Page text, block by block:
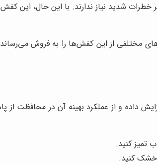
شدید نیاز ندارند. با این حال، این
مختلفی از این کفش‌ها را به فروش
داده و از عملکرد بهینه آن در محافظت
تمیز کنید.
خشک کنید.